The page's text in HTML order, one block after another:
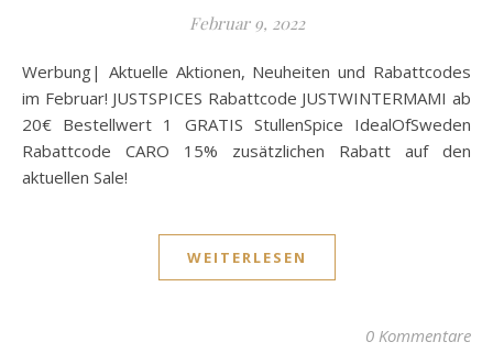
Februar 9, 2022
Werbung| Aktuelle Aktionen, Neuheiten und Rabattcodes
im Februar! JUSTSPICES Rabattcode JUSTWINTERMAMI ab
20€ Bestellwert 1 GRATIS StullenSpice IdealOfSweden
Rabattcode CARO 15% zusätzlichen Rabatt auf den
aktuellen Sale!
WEITERLESEN
0 Kommentare